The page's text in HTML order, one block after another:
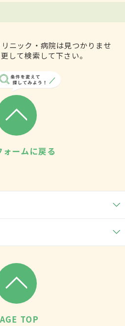
ニック・病院は見つかりませ
して検索して下さい。
ォームに戻る
TOP